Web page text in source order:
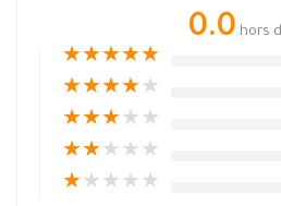
0.0 hors
★★★★★
★★★★★
★★★★ ★
★★★ ★ ★
★★ ★ ★ ★